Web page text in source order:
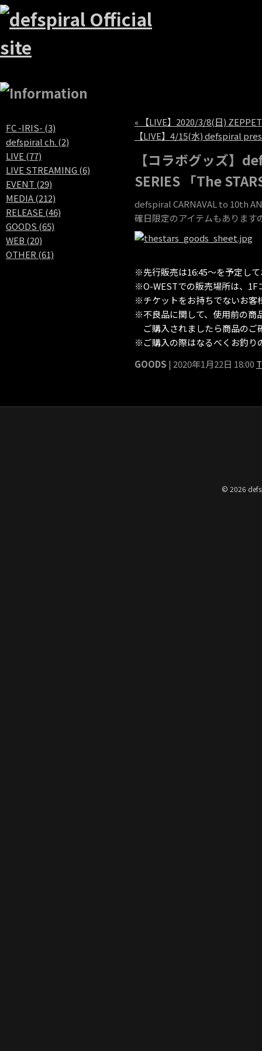
FC -IRIS- (3)
defspiral ch. (2)
LIVE (77)
LIVE STREAMING (6)
EVENT (29)
MEDIA (212)
RELEASE (46)
GOODS (65)
WEB (20)
OTHER (61)
« 【LIVE】2020/3/8(日)
【LIVE】4/15(水) defspiral
【コラボグッズ】
SERIES 「The
defspiral CARNAVAL to 10th
確日限定のアイテムもあります
※先行販売は16:45〜を予定し
※O-WESTでの販売場所は、1F
※チケットをお持ちでないお客
※不良品に関して、使用前の商
ご購入されましたら商品のご
※ご購入の際はなるべくお釣り
GOODS | 2020年1月22日 18:00
© 2026